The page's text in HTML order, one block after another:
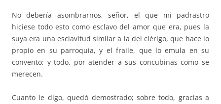
No debería asombrarnos, señor, el que mi padrastro
hiciese todo esto como esclavo del amor que era, pues la
suya era una esclavitud similar a la del clérigo, que hace lo
propio en su parroquia, y el fraile, que lo emula en su
convento; y todo, por atender a sus concubinas como se
merecen.
Cuanto le digo, quedó demostrado; sobre todo, gracias a